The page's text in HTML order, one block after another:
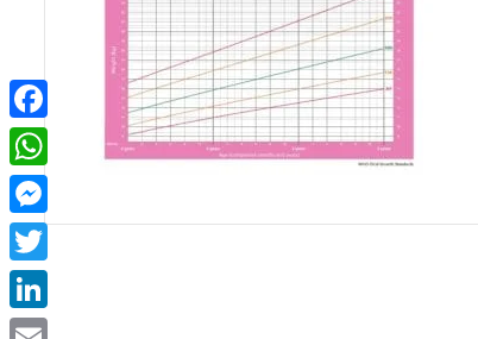
Facebook
WhatsApp
Messenger
Twitter
LinkedIn